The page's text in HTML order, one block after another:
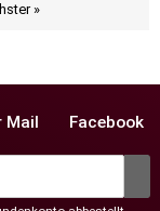
»
Mail Facebook